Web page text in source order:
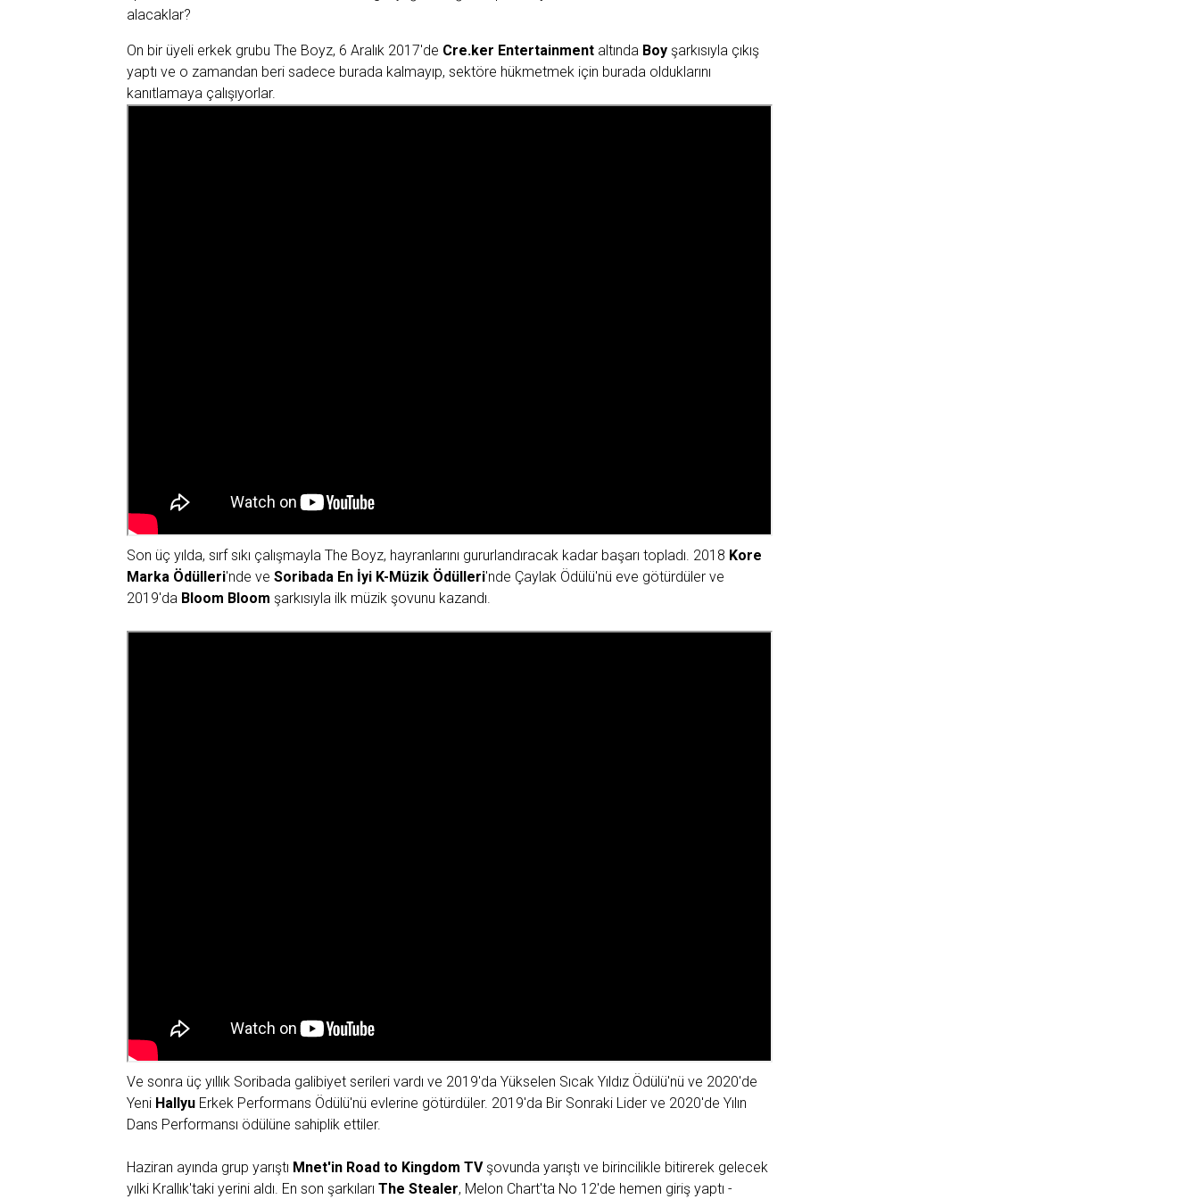
alacaklar?
On bir üyeli erkek grubu The Boyz, 6 Aralık 2017'de Cre.ker Entertainment altında Boy şarkısıyla çıkış
yaptı ve o zamandan beri sadece burada kalmayıp, sektöre hükmetmek için burada olduklarını
kanıtlamaya çalışıyorlar.
Son üç yılda, sırf sıkı çalışmayla The Boyz, hayranlarını gururlandıracak kadar başarı topladı. 2018 Kore
Marka Ödülleri'nde ve Soribada En İyi K-Müzik Ödülleri'nde Çaylak Ödülü'nü eve götürdüler ve
2019'da Bloom Bloom şarkısıyla ilk müzik şovunu kazandı.
Ve sonra üç yıllık Soribada galibiyet serileri vardı ve 2019'da Yükselen Sıcak Yıldız Ödülü'nü ve 2020'de
Yeni Hallyu Erkek Performans Ödülü'nü evlerine götürdüler. 2019'da Bir Sonraki Lider ve 2020'de Yılın
Dans Performansı ödülüne sahiplik ettiler.
Haziran ayında grup yarıştı Mnet'in Road to Kingdom TVşovunda yarıştı ve birincilikle bitirerek gelecek
yılki Krallık'taki yerini aldı. En son şarkıları The Stealer, Melon Chart'ta No 12'de hemen giriş yaptı -